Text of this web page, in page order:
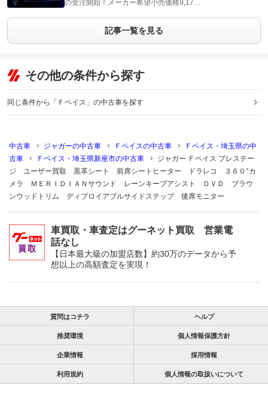
の受注開始！メーカー希望小売価格9,17…
記事一覧を見る
その他の条件から探す
同じ条件から「Ｆペイス」の中古車を探す
中古車 ジャガーの中古車 Ｆペイスの中古車
Ｆペイス・埼玉県の中
古車
Ｆペイス・埼玉県新座市の中古車
ジャガー Ｆペイス プレステー
ジ ユーザー買取 黒革シート 前席シートヒーター ドラレコ ３６０°カ
メラ ＭＥＲＩＤＩＡＮサウンド レーンキープアシスト ＤＶＤ ブラウ
ンウッドトリム ディプロイアブルサイドステップ 後席モニター
車買取・車査定はグーネット買取 営業電
話なし
【日本最大級の加盟店数】約30万のデータから予
想以上の高額査定を実現！
質問はコチラ ヘルプ
推奨環境 個人情報保護方針
企業情報 採用情報
利用規約 個人情報の取扱いについて